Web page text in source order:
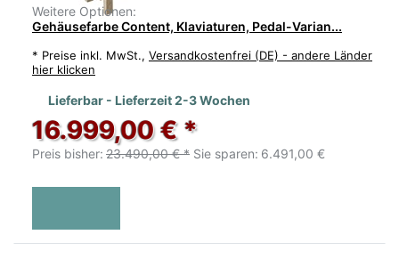
Weitere Optionen:
Gehäusefarbe Content, Klaviaturen, Pedal-Varian...
* Preise inkl. MwSt., Versandkostenfrei (DE) - andere Länder
hier klicken
Lieferbar - Lieferzeit 2-3 Wochen
16.999,00 € *
Preis bisher: 23.490,00 € * Sie sparen: 6.491,00 €